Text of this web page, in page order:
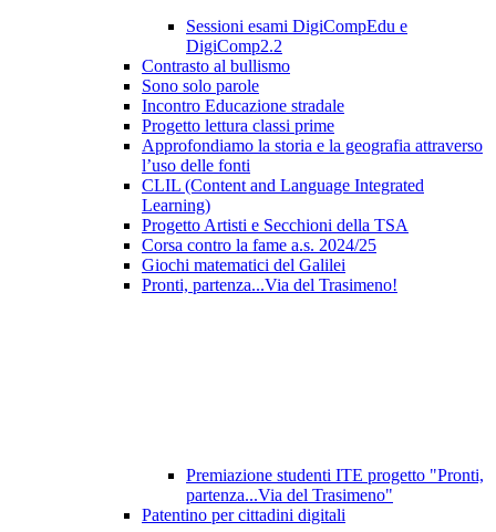
Sessioni esami DigiCompEdu e
DigiComp2.2
Contrasto al bullismo
Sono solo parole
Incontro Educazione stradale
Progetto lettura classi prime
Approfondiamo la storia e la geografia attraverso
l’uso delle fonti
CLIL (Content and Language Integrated
Learning)
Progetto Artisti e Secchioni della TSA
Corsa contro la fame a.s. 2024/25
Giochi matematici del Galilei
Pronti, partenza...Via del Trasimeno!
Premiazione studenti ITE progetto "Pronti,
partenza...Via del Trasimeno"
Patentino per cittadini digitali